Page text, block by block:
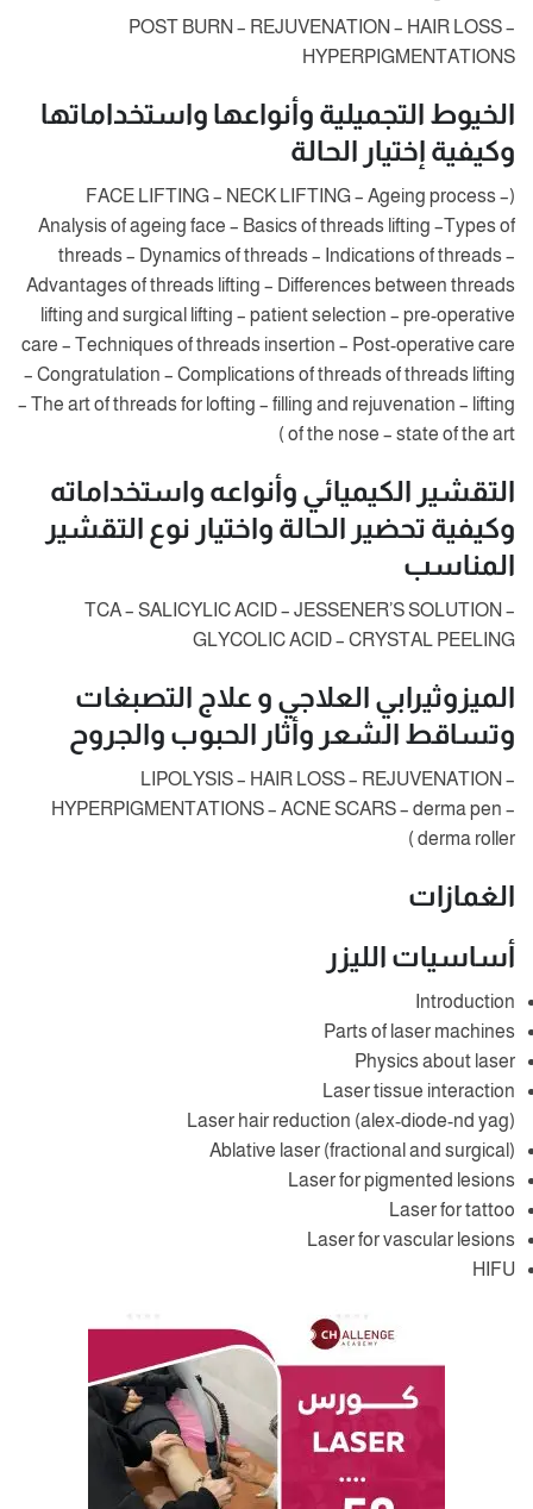
POST BURN – REJUVENATION – HAIR LOSS –
HYPERPIGMENTATIONS
الخيوط التجميلية وأنواعها واستخداماتها
وكيفية إختيار الحالة
(FACE LIFTING – NECK LIFTING – Ageing process –
Analysis of ageing face – Basics of threads lifting –Types of
threads – Dynamics of threads – Indications of threads –
Advantages of threads lifting – Differences between threads
lifting and surgical lifting – patient selection – pre-operative
care – Techniques of threads insertion – Post-operative care
– Congratulation – Complications of threads of threads lifting
– The art of threads for lofting – filling and rejuvenation – lifting
of the nose – state of the art )
التقشير الكيميائي وأنواعه واستخداماته
وكيفية تحضير الحالة واختيار نوع التقشير
المناسب
TCA – SALICYLIC ACID – JESSENER’S SOLUTION –
GLYCOLIC ACID – CRYSTAL PEELING
الميزوثيرابي العلاجي و علاج التصبغات
وتساقط الشعر وأثار الحبوب والجروح
LIPOLYSIS – HAIR LOSS – REJUVENATION –
HYPERPIGMENTATIONS – ACNE SCARS – derma pen –
derma roller )
الغمازات
أساسيات الليزر
Introduction
Parts of laser machines
Physics about laser
Laser tissue interaction
Laser hair reduction (alex-diode-nd yag)
Ablative laser (fractional and surgical)
Laser for pigmented lesions
Laser for tattoo
Laser for vascular lesions
HIFU